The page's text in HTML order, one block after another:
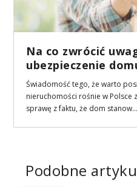
Na co zwrócić
ubezpieczenie
Świadomość tego, że warto
nieruchomości rośnie w Polsce
sprawę z faktu, że dom stanow...
Podobne